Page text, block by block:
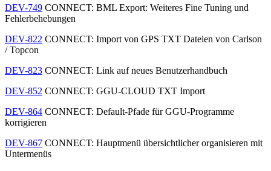
DEV-749 CONNECT: BML Export: Weiteres Fine Tuning und
Fehlerbehebungen
DEV-822 CONNECT: Import von GPS TXT Dateien von Carlson
/ Topcon
DEV-823 CONNECT: Link auf neues Benutzerhandbuch
DEV-852 CONNECT: GGU-CLOUD TXT Import
DEV-864 CONNECT: Default-Pfade für GGU-Programme
korrigieren
DEV-867 CONNECT: Hauptmenü übersichtlicher organisieren mit
Untermenüs